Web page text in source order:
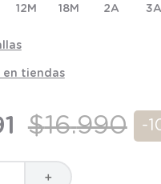
12M 18M 2A 3A
en tiendas
$16.990 -
＋